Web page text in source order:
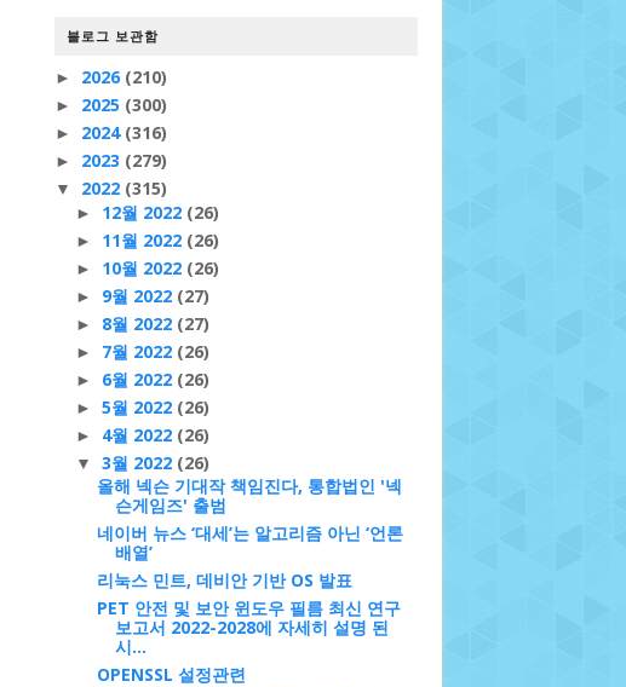
블로그 보관함
► 2026 (210)
► 2025 (300)
► 2024 (316)
► 2023 (279)
▼ 2022 (315)
► 12월 2022 (26)
► 11월 2022 (26)
► 10월 2022 (26)
► 9월 2022 (27)
► 8월 2022 (27)
► 7월 2022 (26)
► 6월 2022 (26)
► 5월 2022 (26)
► 4월 2022 (26)
▼ 3월 2022 (26)
올해 넥슨 기대작 책임진다, 통합법인 '넥
슨게임즈' 출범
네이버 뉴스 ‘대세’는 알고리즘 아닌 ‘언론
배열’
리눅스 민트, 데비안 기반 OS 발표
PET 안전 및 보안 윈도우 필름 최신 연구
보고서 2022-2028에 자세히 설명 된
시...
OPENSSL 설정관련